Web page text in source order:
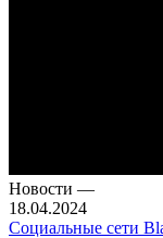
Новости —
18.04.2024
Социальные сети